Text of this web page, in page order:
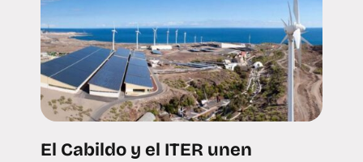
El Cabildo y el ITER unen